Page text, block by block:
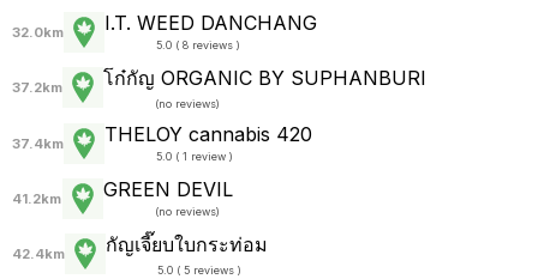
32.0km I.T. WEED DANCHANG
5.0 ( 8 reviews )
37.2km โก๋กัญ ORGANIC BY SUPHANBURI
(no reviews)
37.4km THELOY cannabis 420
5.0 ( 1 review )
41.2km GREEN DEVIL
(no reviews)
42.4km กัญเจี๊ยบใบกระท่อม
5.0 ( 5 reviews )